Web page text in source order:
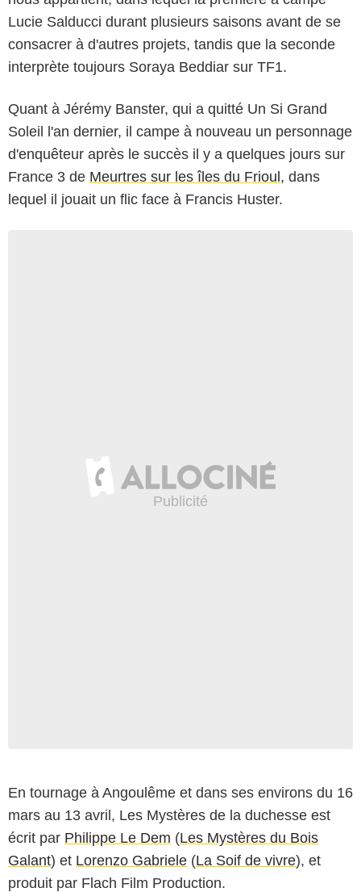
Lucie Salducci durant plusieurs saisons avant de se
consacrer à d'autres projets, tandis que la seconde
interprète toujours Soraya Beddiar sur TF1.
Quant à Jérémy Banster, qui a quitté Un Si Grand
Soleil l'an dernier, il campe à nouveau un personnage
d'enquêteur après le succès il y a quelques jours sur
France 3 de Meurtres sur les îles du Frioul, dans
lequel il jouait un flic face à Francis Huster.
En tournage à Angoulême et dans ses environs du 16
mars au 13 avril, Les Mystères de la duchesse est
écrit par Philippe Le Dem (Les Mystères du Bois
Galant) et Lorenzo Gabriele (La Soif de vivre), et
produit par Flach Film Production.